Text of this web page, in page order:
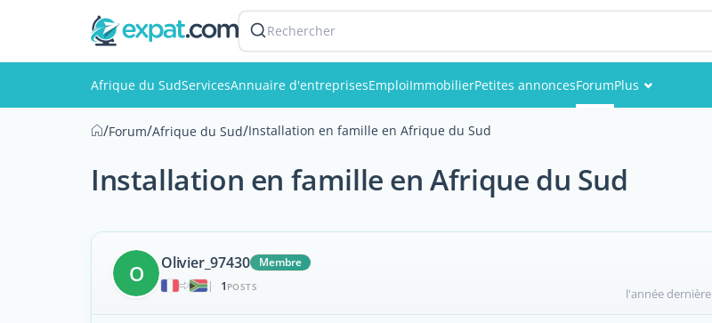
Rechercher
Afrique du SudServicesAnnuaire d'entreprisesEmploiImmobilierPetites annoncesForumPlus
Membres
/Forum/Afrique du Sud/Installation en famille en Afrique du Sud
Installation en famille en Afrique du Sud
O Olivier_97430
Membre
|
1 POSTS l'année dernière